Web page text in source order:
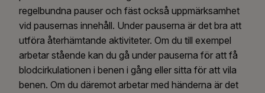
regelbundna pauser och fäst också uppmärksamhet
vid pausernas innehåll. Under pauserna är det bra att
utföra återhämtande aktiviteter. Om du till exempel
arbetar stående kan du gå under pauserna för att få
blodcirkulationen i benen i gång eller sitta för att vila
benen. Om du däremot arbetar med händerna är det